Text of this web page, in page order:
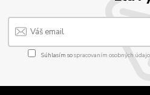
Súhlasím sospracovaním osobných